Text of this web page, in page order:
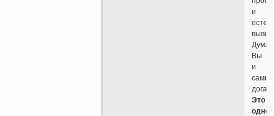
и
вывод.
Вы
и
сами
Это
одно